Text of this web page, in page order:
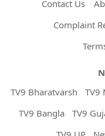
Contact Us
Complaint
TV9 Bharatvarsh
TV9
TV9 Bangla
TV9